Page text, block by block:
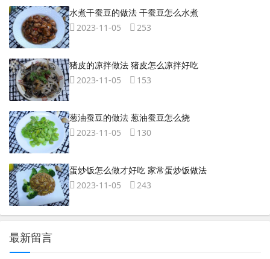
水煮干蚕豆的做法 干蚕豆怎么水煮
2023-11-05
253
猪皮的凉拌做法 猪皮怎么凉拌好吃
2023-11-05
153
葱油蚕豆的做法 葱油蚕豆怎么烧
2023-11-05
130
蛋炒饭怎么做才好吃 家常蛋炒饭做法
2023-11-05
243
最新留言